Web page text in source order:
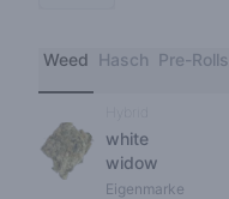
Weed Hasch Pre-Rolls
white
widow
Eigenmarke